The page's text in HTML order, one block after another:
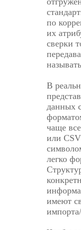
по
их
сверки
В
данных
чаще
или
легко
имеют